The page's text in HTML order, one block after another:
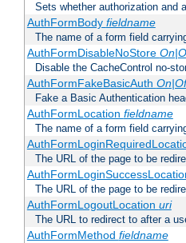
Sets whether authorization and
AuthFormBody fieldname
The name of a form field
AuthFormDisableNoStore
Disable the CacheControl no-
AuthFormFakeBasicAuth
Fake a Basic Authentication
AuthFormLocation fieldname
The name of a form field
The URL of the page to be
The URL of the page to be
AuthFormLogoutLocation uri
The URL to redirect to after a
AuthFormMethod fieldname